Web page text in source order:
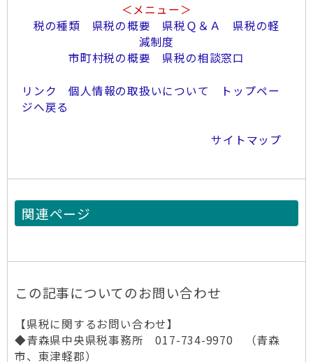
＜メニュー＞
税の種類
県税の概要 県税Ｑ＆Ａ
県税の軽
減制度
市町村税の概要
県税の相談窓口
リンク 個人情報の取扱いについて
トップペー
ジへ戻る
サイトマップ
関連ページ
この記事についてのお問い合わせ
【県税に関するお問い合わせ】
◆青森県中央県税事務所 017-734-9970 （青森
市、東津軽郡）